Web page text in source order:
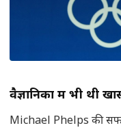
वैज्ञानिकों में भी थी
Michael Phelps की